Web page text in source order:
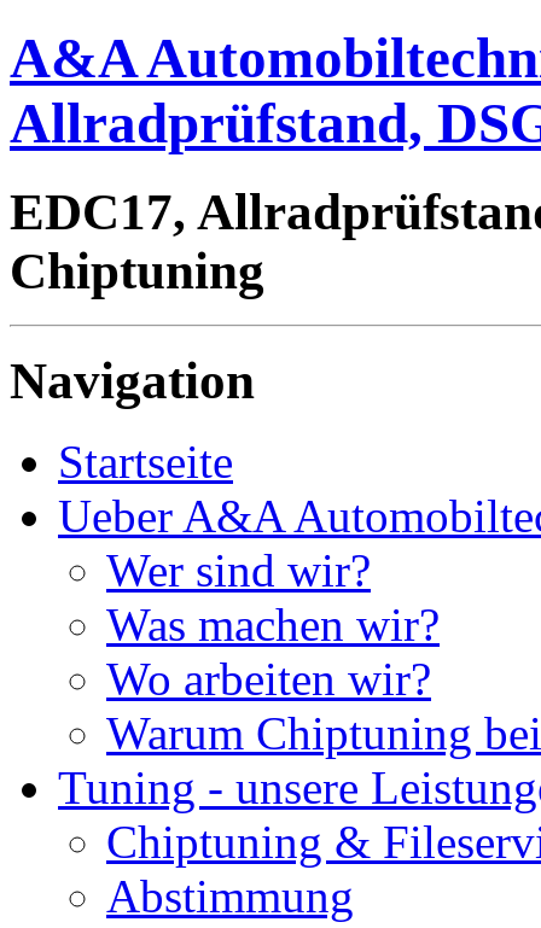
A&A
Allradprüfstand,
EDC17,
Chiptuning
Navigation
Startseite
Ueber A&A
Wer sind wir?
Was machen wir?
Wo arbeiten wir?
Warum Chiptuning
Tuning - unsere
Chiptuning &
Abstimmung